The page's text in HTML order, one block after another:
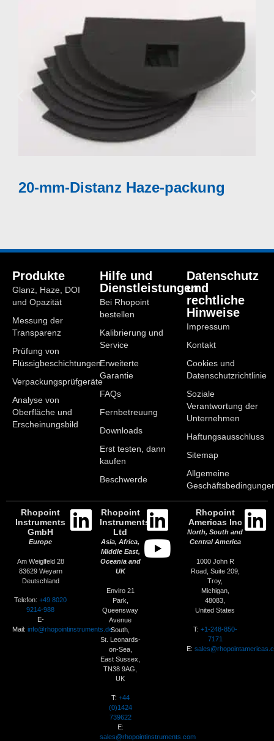
Mehr anzeigen
20-mm-Distanz Haze-packung
Produkte
Glanz, Haze, DOI
und Opazität
Messung der
Transparenz
Prüfung von
Flüssigbeschichtungen
Verpackungsprüfgeräte
Analyse von
Oberfläche und
Erscheinungsbild
Hilfe und
Dienstleistungen
Bei Rhopoint
bestellen
Kalibrierung und
Service
Erweiterte
Garantie
FAQs
Fernbetreuung
Downloads
Erst testen, dann
kaufen
Beschwerde
Datenschutz
und
rechtliche
Hinweise
Impressum
Kontakt
Cookies und
Datenschutzrichtlinie
Soziale
Verantwortung der
Unternehmen
Haftungsausschluss
Sitemap
Allgemeine
Rhopoint
Instruments
GmbH
Europe
Am Weiglfeld 28
83629 Weyarn
Deutschland
Telefon:+49 8020
9214-988
E-
Mail: info@rhopointinstruments.de
Rhopoint
Instruments
Ltd
Asia, Africa,
Middle East,
Oceania and
UK
Enviro 21
Park,
Queensway
Avenue
South,
St. Leonards-
on-Sea,
East Sussex,
TN38 9AG,
UK
T: +44
(0)1424
739622
E:
sales@rhopointinstruments.com
Rhopoint
Americas Inc
North, South and
Central America
1000 John R
Road, Suite 209,
Troy,
Michigan,
48083,
United States
T: +1-248-850-
7171
E: